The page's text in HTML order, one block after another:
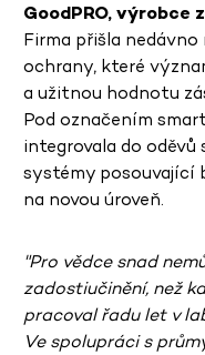
GoodPRO, výrobce
Firma přišla
ochrany, které
a užitnou hodnotu
Pod označením
integrovala do
systémy posouvající
na novou úroveň.
"Pro vědce snad
zadostiučinění, než
pracoval řadu let v
Ve spolupráci s